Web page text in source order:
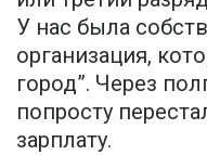
У нас была
организация,
город”. Через
попросту
зарплату.